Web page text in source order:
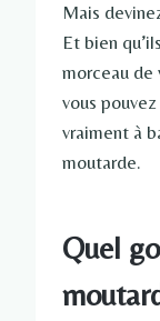
Mais
Et bien
morceau de
vous
vraiment à
moutarde.
Quel